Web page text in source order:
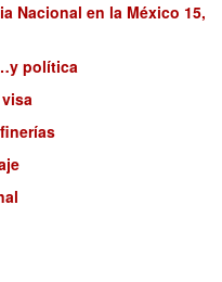
Nacional en la México 15,
política